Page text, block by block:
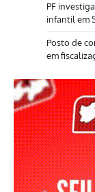
PF
infantil em
Posto de
em